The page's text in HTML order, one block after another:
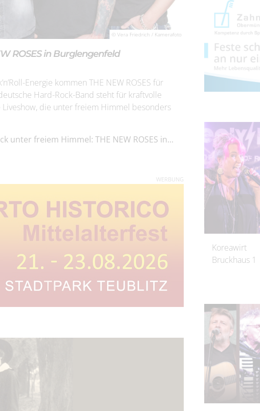
© Vera Friedrich / Kamerafoto
ROSES in Burglengenfeld
Energie kommen THE NEW ROSES für
Hard-Rock-Band steht für kraftvolle
die unter freiem Himmel besonders
unter freiem Himmel: THE NEW ROSES in...
WERBUNG
Koreawirt
Bruckhaus 1